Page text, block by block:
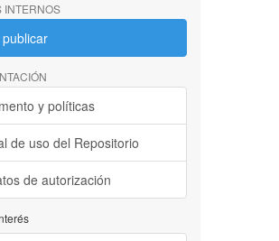
INTERNOS
y políticas
de uso del Repositorio
de autorización